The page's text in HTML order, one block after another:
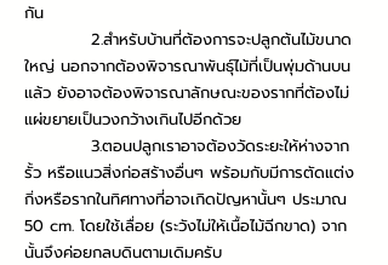
กัน
2.สำหรับบ้านที่ต้องการจะปลูกต้นไม้ขนาด
ใหญ่ นอกจากต้องพิจารณาพันธ์ุไม้ที่เป็นพุ่มด้านบน
แล้ว ยังอาจต้องพิจารณาลักษณะของรากที่ต้องไม่
แผ่ขยายเป็นวงกว้างเกินไปอีกด้วย
3.ตอนปลูกเราอาจต้องวัดระยะให้ห่างจาก
รั้ว หรือแนวสิ่งก่อสร้างอื่นๆ พร้อมกับมีการตัดแต่ง
กิ่งหรือรากในทิศทางที่อาจเกิดปัญหานั้นๆ ประมาณ
50 cm. โดยใช้เลื่อย (ระวังไม่ให้เนื้อไม้ฉีกขาด) จาก
นั้นจึงค่อยกลบดินตามเดิมครับ